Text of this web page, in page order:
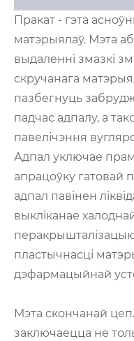
Пракат - гэта
матэрыялаў. Мэта
выдаленні змазкі
скручанага
пазбегнуць
падчас адпалу, а
павелічэння
Адпал уключае
апрацоўку гатовай
адпал павінен
выкліканае
пластычнасці
дэфармацыйнай
Мэта скончанай
заключаецца не